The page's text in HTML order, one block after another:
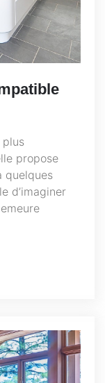
plus
propose
quelques
d’imaginer